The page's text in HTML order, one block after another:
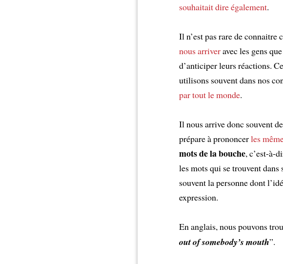
souhaitait direégalement.
Il n’est pas rare de connaitre
nous arriveravec les gens
d’anticiper leurs réactions.
utilisons souvent dans nos
par tout le monde.
Il nous arrive donc souvent
prépare à prononcerles
mots de la bouche, c’est-à-
les mots qui se trouvent dans
souvent la personne dont
expression.
En anglais, nous pouvons
out of somebody’s mouth”.